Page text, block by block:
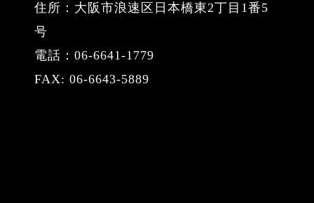
住所：大阪市浪速区日本橋東2丁目1番5
号
電話：06-6641-1779
FAX: 06-6643-5889